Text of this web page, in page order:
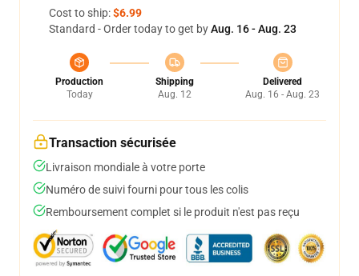
Cost to ship:$6.99
Standard - Order today to get byAug. 16 - Aug. 23
Production
Today
Shipping
Aug. 12
Delivered
Aug. 16 - Aug. 23
Transaction sécurisée
Livraison mondiale à votre porte
Numéro de suivi fourni pour tous les colis
Remboursement complet si le produit n'est pas reçu